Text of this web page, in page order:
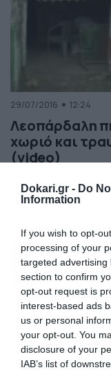
Dokari.gr - Do
Information
If you wish to opt-
processing of your
targeted
section to confirm
opt-out request is
interest-based ads
us or personal
your opt-out. You
disclosure of your
IAB’s list of
29/07/2016 12:24
Λεοπάρδαλη
χωριό και
(video)
Οποιος παίζει με
οι κάτοικοι ενός
κυνήγι μια
δάσος. Κι όλα
στα
χτυπούσαν ενώ